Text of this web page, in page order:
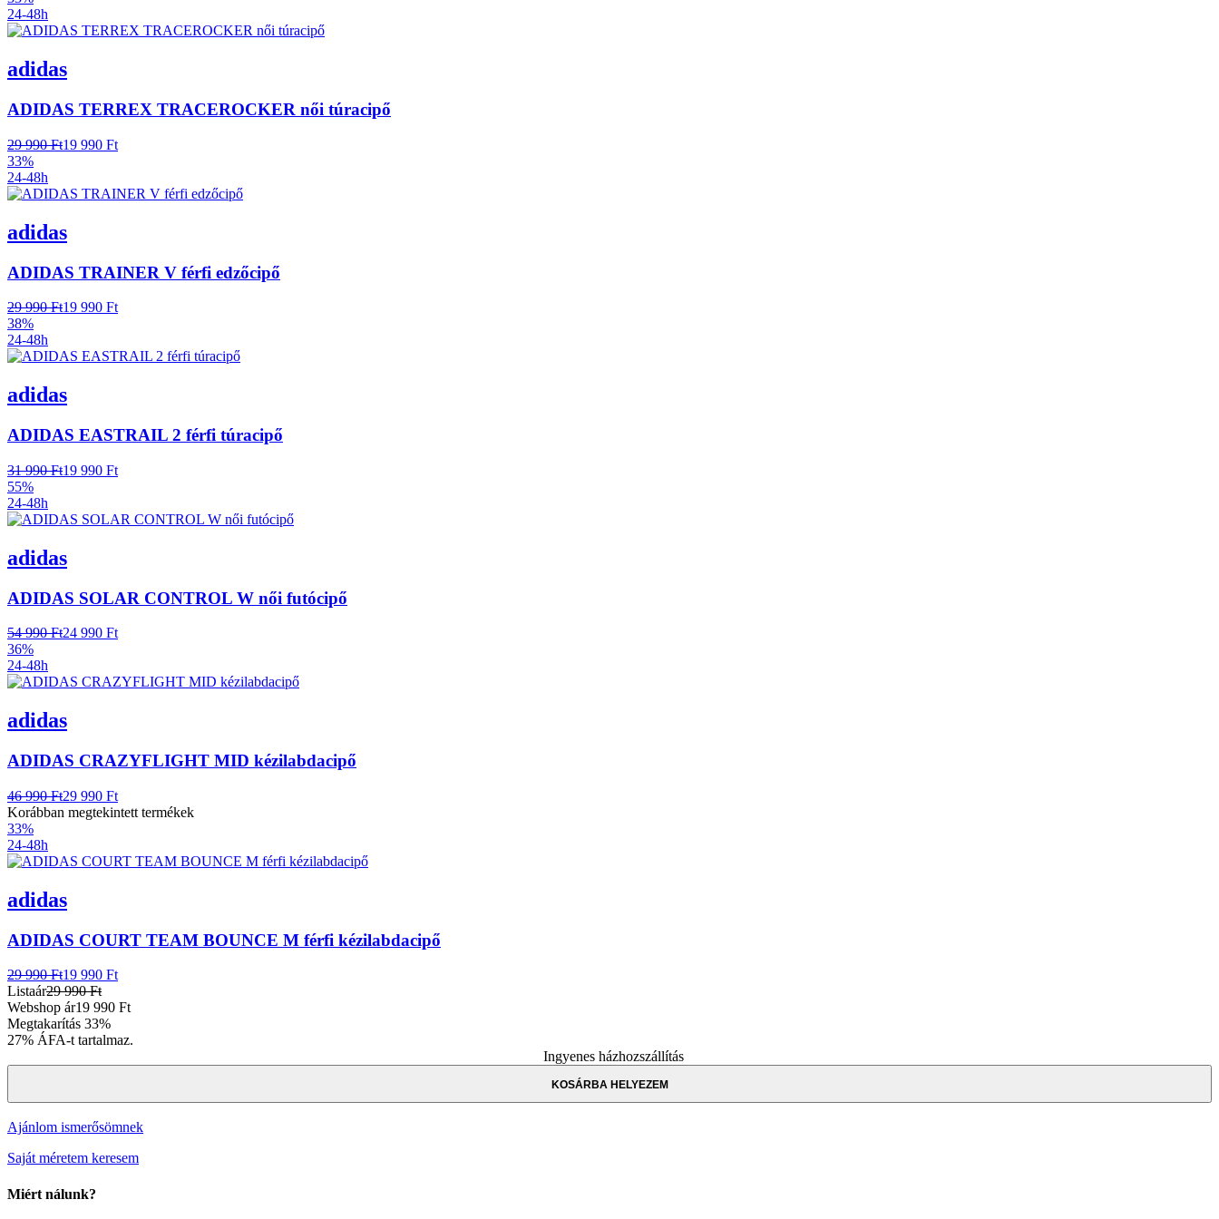
24-48h
adidas
ADIDAS TERREX TRACEROCKER női túracipő
29 990 Ft19 990 Ft
33%
24-48h
adidas
ADIDAS TRAINER V férfi edzőcipő
29 990 Ft19 990 Ft
38%
24-48h
adidas
ADIDAS EASTRAIL 2 férfi túracipő
31 990 Ft19 990 Ft
55%
24-48h
adidas
ADIDAS SOLAR CONTROL W női futócipő
54 990 Ft24 990 Ft
36%
24-48h
adidas
ADIDAS CRAZYFLIGHT MID kézilabdacipő
46 990 Ft29 990 Ft
Korábban megtekintett termékek
33%
24-48h
adidas
ADIDAS COURT TEAM BOUNCE M férfi kézilabdacipő
29 990 Ft19 990 Ft
Listaár29 990 Ft
Webshop ár19 990 Ft
Megtakarítás 33%
27% ÁFA-t tartalmaz.
Ingyenes házhozszállítás
KOSÁRBA HELYEZEM
Ajánlom ismerősömnek
Saját méretem keresem
Miért nálunk?